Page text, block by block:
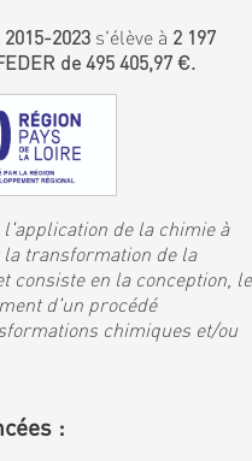
2023 s'élève à 2 197
de 495 405,97 €.
de la chimie à
transformation de la
consiste en la conception, le
d'un procédé
chimiques et/ou
: